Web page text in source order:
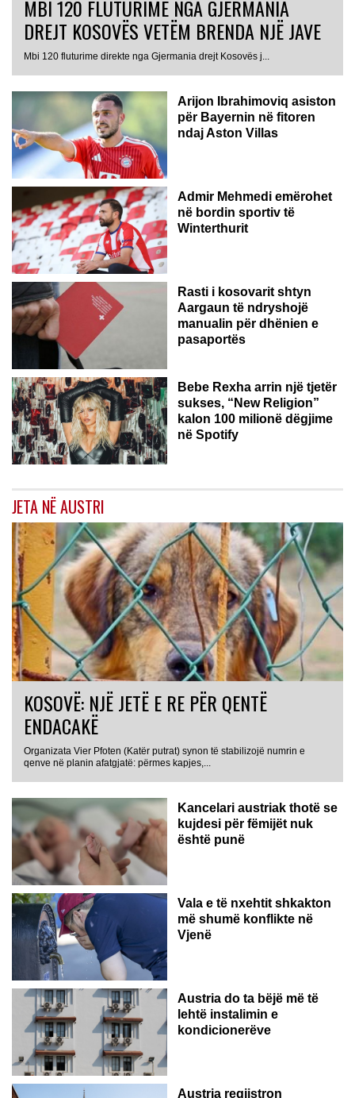
MBI 120 FLUTURIME NGA GJERMANIA
DREJT KOSOVËS VETËM BRENDA NJË JAVE
Mbi 120 fluturime direkte nga Gjermania drejt Kosovës j...
Arijon Ibrahimoviq asiston
për Bayernin në fitoren
ndaj Aston Villas
ZVICËR
Admir Mehmedi emërohet
në bordin sportiv të
Winterthurit
Rasti i kosovarit shtyn
Aargaun të ndryshojë
manualin për dhënien e
pasaportës
Bebe Rexha arrin një tjetër
sukses, “New Religion”
kalon 100 milionë dëgjime
në Spotify
JETA NË AUSTRI
KOSOVË: NJË JETË E RE PËR QENTË
ENDACAKË
Organizata Vier Pfoten (Katër putrat) synon të stabilizojë numrin e
qenve në planin afatgjatë: përmes kapjes,...
Kancelari austriak thotë se
kujdesi për fëmijët nuk
është punë
Vala e të nxehtit shkakton
më shumë konflikte në
Vjenë
Austria do ta bëjë më të
lehtë instalimin e
kondicionerëve
Austria regjistron